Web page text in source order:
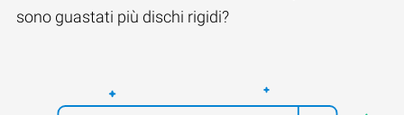
sono guastati più dischi rigidi?